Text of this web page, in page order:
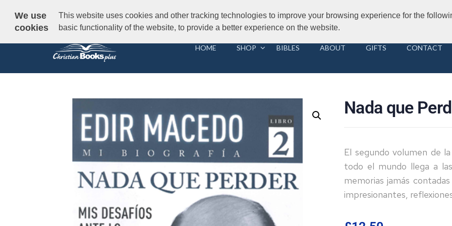
We use
cookies
This website uses cookies and other tracking technologies to improve your browsing experience for the
basic functionality of the website, to provide a better experience on the website.
Free UK deliveryon orders over £30— Est. Brixton Road, London 2014
HOME SHOP BIBLES ABOUT GIFTS CONTACT
Nada que
El segundo volumen de
todo el mundo llega a
memorias jamás
impresionantes,